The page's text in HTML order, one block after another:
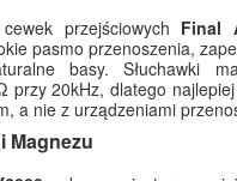
przejściowych Final
pasmo przenoszenia,
basy. Słuchawki
20kHz, dlatego
a nie z urządzeniami
Magnezu